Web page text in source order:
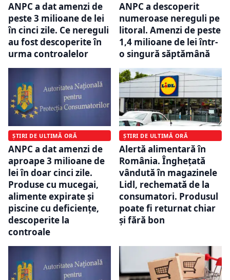
ANPC a dat amenzi de
peste 3 milioane de lei
în cinci zile. Ce nereguli
au fost descoperite în
urma controalelor
ANPC a descoperit
numeroase nereguli pe
litoral. Amenzi de peste
1,4 milioane de lei într-
o singură săptămână
ȘTIRI DE ULTIMĂ ORĂ
ANPC a dat amenzi de
aproape 3 milioane de
lei în doar cinci zile.
Produse cu mucegai,
alimente expirate și
piscine cu deficiențe,
descoperite la
controale
ȘTIRI DE ULTIMĂ ORĂ
Alertă alimentară în
România. Înghețată
vândută în magazinele
Lidl, rechemată de la
consumatori. Produsul
poate fi returnat chiar
și fără bon